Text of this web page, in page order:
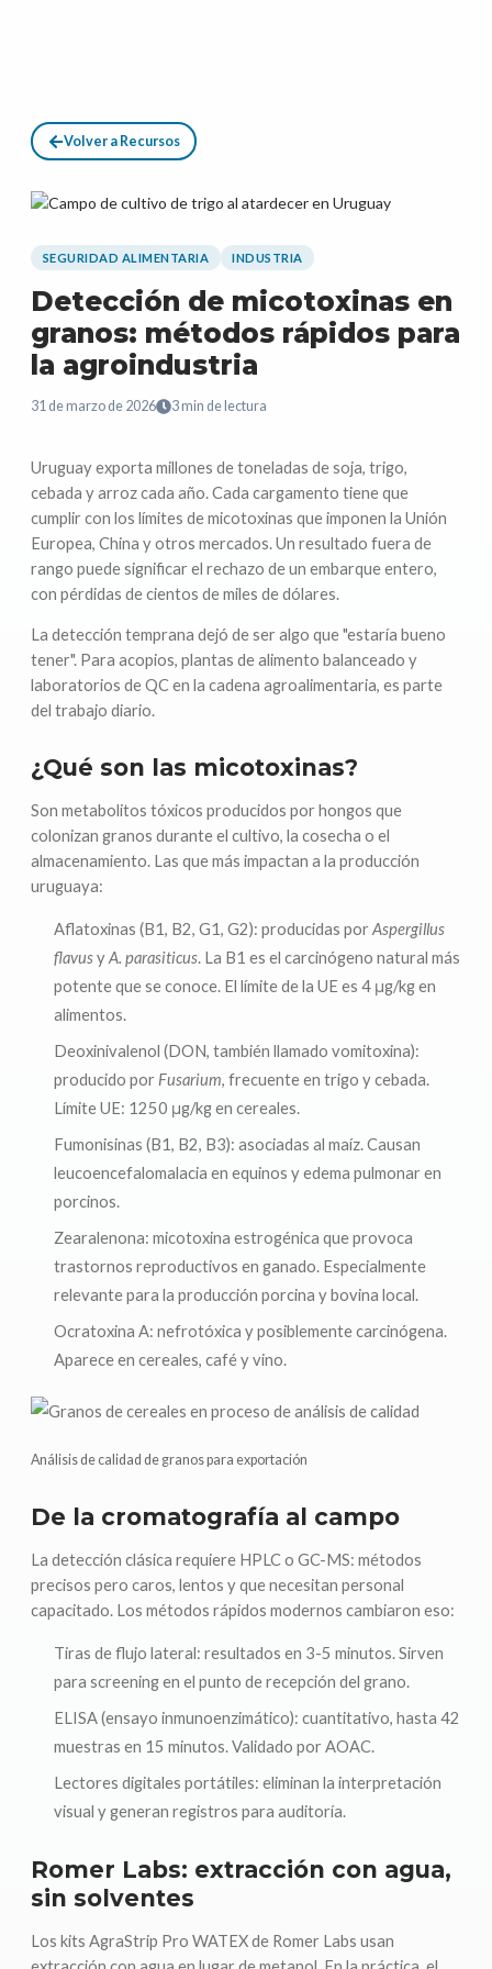
Volver a Recursos
SEGURIDAD ALIMENTARIA INDUSTRIA
Detección de micotoxinas en
granos: métodos rápidos para
la agroindustria
31 de marzo de 2026 3min de lectura
Uruguay exporta millones de toneladas de soja, trigo,
cebada y arroz cada año. Cada cargamento tiene que
cumplir con los límites de micotoxinas que imponen la Unión
Europea, China y otros mercados. Un resultado fuera de
rango puede significar el rechazo de un embarque entero,
con pérdidas de cientos de miles de dólares.
La detección temprana dejó de ser algo que "estaría bueno
tener". Para acopios, plantas de alimento balanceado y
laboratorios de QC en la cadena agroalimentaria, es parte
del trabajo diario.
¿Qué son las micotoxinas?
Son metabolitos tóxicos producidos por hongos que
colonizan granos durante el cultivo, la cosecha o el
almacenamiento. Las que más impactan a la producción
uruguaya:
Aflatoxinas (B1, B2, G1, G2): producidas porAspergillus
flavusyA. parasiticus. La B1 es el carcinógeno natural más
potente que se conoce. El límite de la UE es 4 μg/kg en
alimentos.
Deoxinivalenol (DON, también llamado vomitoxina):
producido por Fusarium, frecuente en trigo y cebada.
Límite UE: 1250 μg/kg en cereales.
Fumonisinas (B1, B2, B3): asociadas al maíz. Causan
leucoencefalomalacia en equinos y edema pulmonar en
porcinos.
Zearalenona: micotoxina estrogénica que provoca
trastornos reproductivos en ganado. Especialmente
relevante para la producción porcina y bovina local.
Ocratoxina A: nefrotóxica y posiblemente carcinógena.
Aparece en cereales, café y vino.
Análisis de calidad de granos para exportación
De la cromatografía al campo
La detección clásica requiere HPLC o GC-MS: métodos
precisos pero caros, lentos y que necesitan personal
capacitado. Los métodos rápidos modernos cambiaron eso:
Tiras de flujo lateral: resultados en 3-5 minutos. Sirven
para screening en el punto de recepción del grano.
ELISA (ensayo inmunoenzimático): cuantitativo, hasta 42
muestras en 15 minutos. Validado por AOAC.
Lectores digitales portátiles: eliminan la interpretación
visual y generan registros para auditoría.
Romer Labs: extracción con agua,
sin solventes
Los kits AgraStrip Pro WATEX de Romer Labs usan